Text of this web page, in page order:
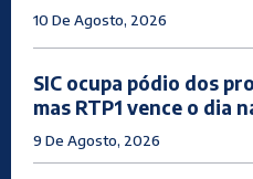
10 De Agosto, 2026
SIC ocupa pódio dos
mas RTP1 vence o dia
9 De Agosto, 2026